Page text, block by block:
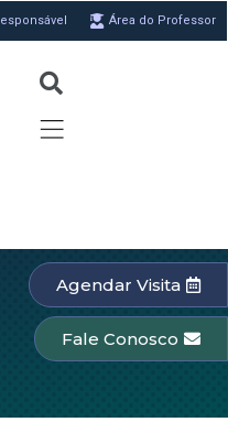
Área do Professor
Agendar Visita
Fale Conosco